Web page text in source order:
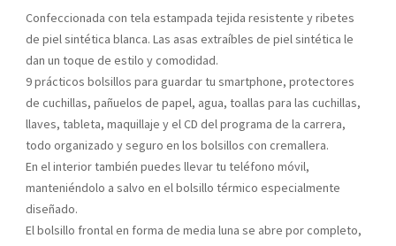
Confeccionada con tela estampada tejida resistente y ribetes
de piel sintética blanca. Las asas extraíbles de piel sintética le
dan un toque de estilo y comodidad.
9 prácticos bolsillos para guardar tu smartphone, protectores
de cuchillas, pañuelos de papel, agua, toallas para las cuchillas,
llaves, tableta, maquillaje y el CD del programa de la carrera,
todo organizado y seguro en los bolsillos con cremallera.
En el interior también puedes llevar tu teléfono móvil,
manteniéndolo a salvo en el bolsillo térmico especialmente
diseñado.
El bolsillo frontal en forma de media luna se abre por completo,